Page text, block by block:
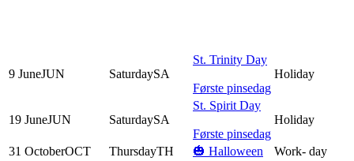
9 JuneJUN SaturdaySA
St. Trinity Day
Første pinsedag
Holiday
19 JuneJUN SaturdaySA
St. Spirit Day
Første pinsedag
Holiday
31 OctoberOCT ThursdayTH 🎃 Halloween Work- day